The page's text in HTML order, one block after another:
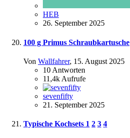
HEB
26. September 2025
100 g Primus Schraubkartusche
Von Wallfahrer, 15. August 2025
10 Antworten
11,4k Aufrufe
sevenfifty
21. September 2025
Typische Kochsets 1 2 3 4